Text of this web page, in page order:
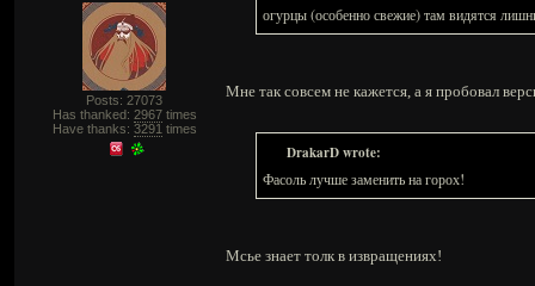
Posts: 27073
Has thanked: 2967times
Have thanks: 3291 times
огурцы (особенно свежие) там видятся
Мне так совсем не кажется, а я пробовал
DrakarD wrote:
Фасоль лучше заменить на горох!
Мсье знает толк в извращениях!